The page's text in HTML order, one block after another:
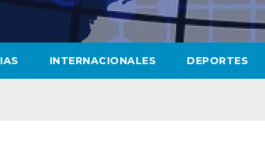
INTERNACIONALES DEPORTES